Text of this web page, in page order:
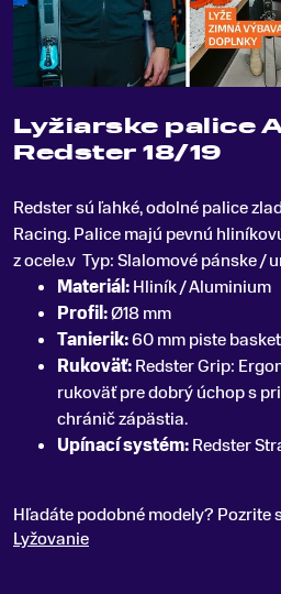
Lyžiarske palice
Redster 18/19
Redster sú ľahké, odolné palice
Racing.Palice majú pevnú
z ocele.v Typ: Slalomové pánske /
Materiál:Hliník / Aluminium
Profil:Ø18 mm
Tanierik:60 mm piste
Rukoväť:Redster Grip:
rukoväť pre dobrý úchop s
chránič zápästia.
Upínací systém:Redster
Hľadáte podobné modely? Pozrite
Lyžovanie